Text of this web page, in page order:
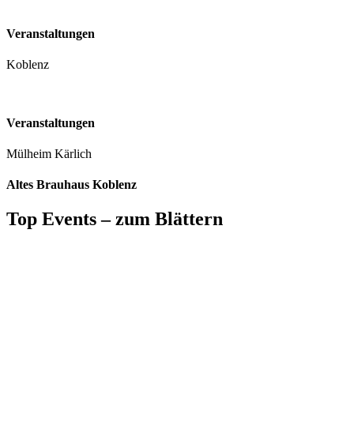
Veranstaltungen
Koblenz
Veranstaltungen
Mülheim Kärlich
Altes Brauhaus Koblenz
Top Events – zum Blättern